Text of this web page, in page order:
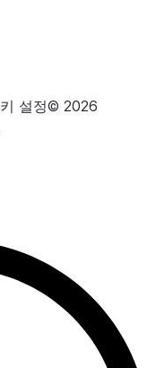
설정© 2026